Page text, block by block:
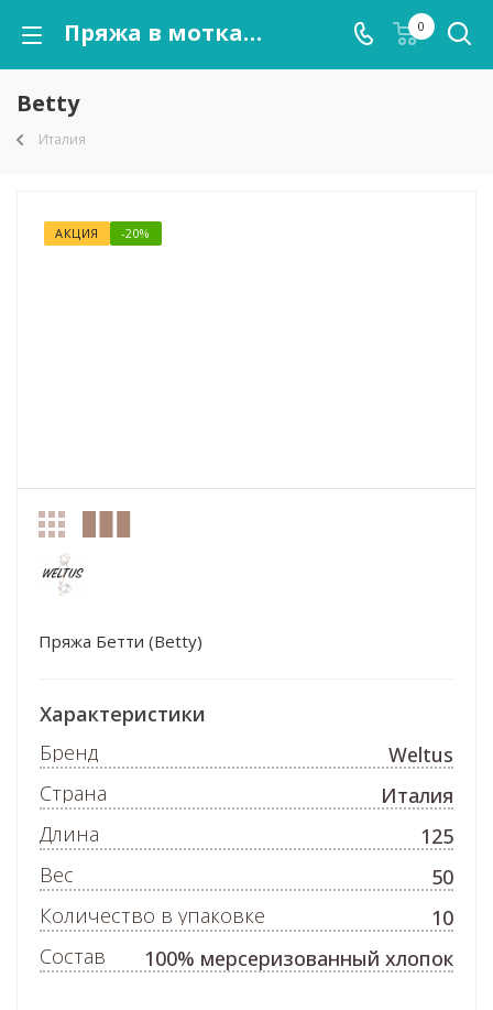
Пряжа в мотках Betty оптом от kutnor.ru 0
Betty
Италия
АКЦИЯ -20%
Пряжа Бетти (Betty)
Характеристики
Бренд
Weltus
Страна
Италия
Длина
125
Вес
50
Количество в упаковке
10
Состав
100% мерсеризованный хлопок